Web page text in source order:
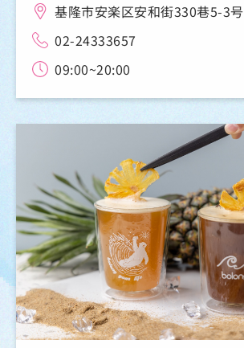
基隆市安楽区安和街330巷5-3号
02-24333657
09:00~20:00